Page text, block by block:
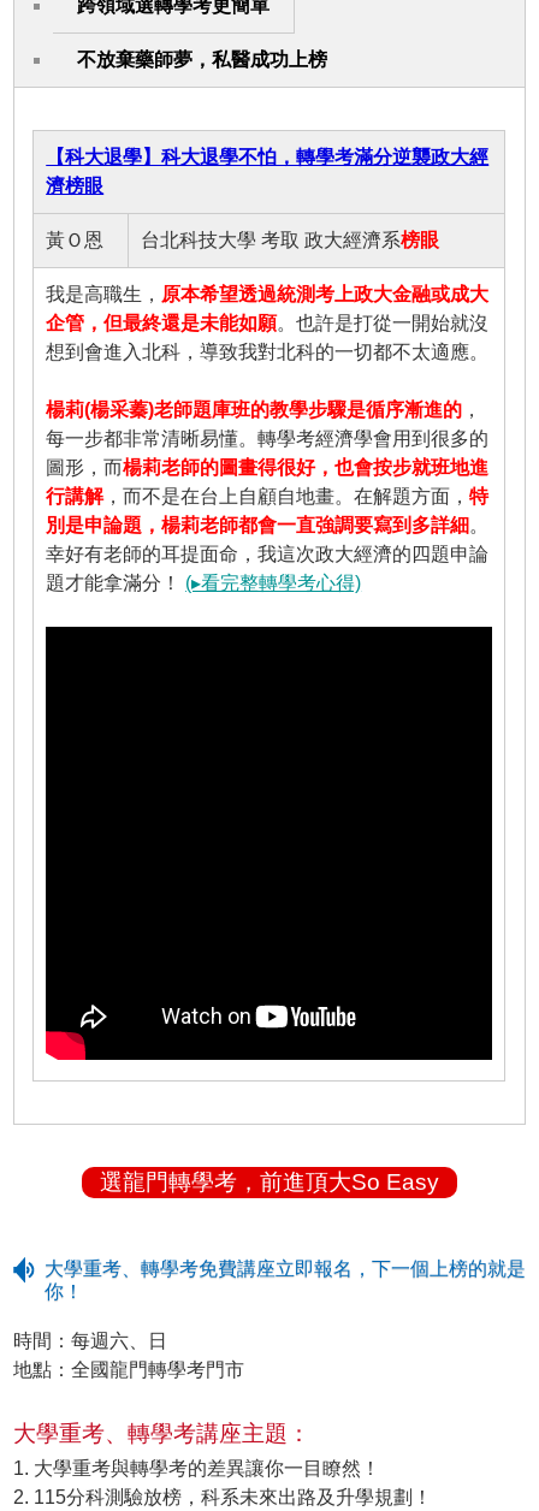
跨領域選轉學考更簡單
不放棄藥師夢，私醫成功上榜
【科大退學】科大退學不怕，轉學考滿分逆襲政大經
濟榜眼
黃Ｏ恩 台北科技大學 考取 政大經濟系榜眼
我是高職生， 原本希望透過統測考上政大金融或成大
企管，但最終還是未能如願。也許是打從一開始就沒
想到會進入北科，導致我對北科的一切都不太適應。
楊莉(楊采蓁)老師題庫班的教學步驟是循序漸進的 ，
每一步都非常清晰易懂。轉學考經濟學會用到很多的
圖形，而楊莉老師的圖畫得很好，也會按步就班地進
行講解，而不是在台上自顧自地畫。在解題方面，特
別是申論題，楊莉老師都會一直強調要寫到多詳細 。
幸好有老師的耳提面命，我這次政大經濟的四題申論
題才能拿滿分！ (▸看完整轉學考心得)
選龍門轉學考，前進頂大So Easy
大學重考、轉學考免費講座立即報名，下一個上榜的就是
你！
時間：每週六、日
地點：全國龍門轉學考門市
大學重考、轉學考講座主題：
1. 大學重考與轉學考的差異讓你一目瞭然！
2. 115分科測驗放榜，科系未來出路及升學規劃！